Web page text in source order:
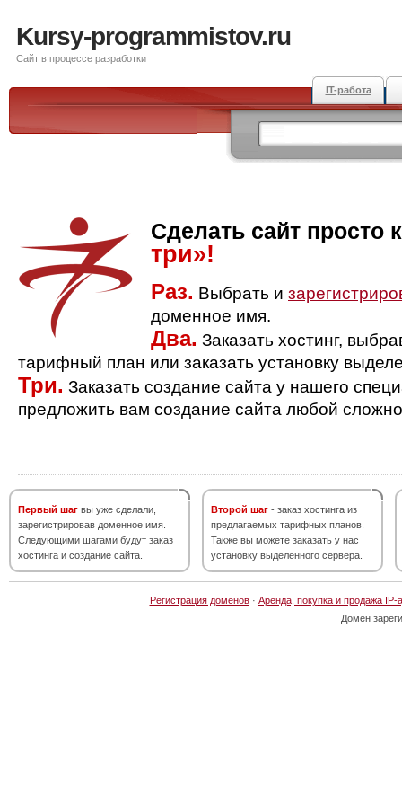
Kursy-programmistov.ru
Сайт в процессе разработки
IT-работа
Сделать сайт просто
три»!
Раз. Выбрать и
доменное имя.
Два. Заказать хостинг,
тарифный план или заказать установку
Три. Заказать создание сайта у нашего
предложить вам создание сайта любой
Первый шаг вы уже сделали,
зарегистрировав доменное имя.
Следующими шагами будут заказ
хостинга и создание сайта.
Второй шаг - заказ хостинга из
предлагаемых тарифных планов.
Также вы можете заказать у нас
установку выделенного сервера.
Регистрация доменов· Аренда, покупка и продажа IP-
Домен